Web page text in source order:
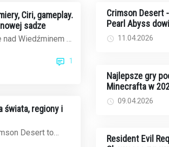
Ciri, gameplay.
sadze
nad Wiedźminem 4
1
świata, regiony i
Desert to
Crimson Desert
Pearl Abyss
11.04.2026
Najlepsze gry
Minecrafta w
09.04.2026
Resident Evil